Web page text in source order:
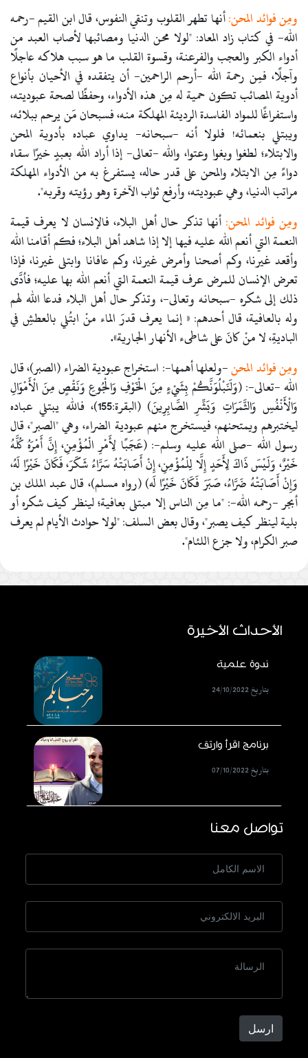
ومِن فوائد المحن:أنها تطهر القلوب وتنقي النفوس،قال ابن القيم -رحمه
الله- في كتاب زاد المعاد: "لولا محن الدنيا ومصائبها لأصاب العبد من
أدواء الكبر والعجب والفرعنة، وقسوة القلب ما هو سبب هلاكه عاجلًا
وآجلًا، فمِن رحمة الله -أرحم الراحمين- أن يتفقده في الأحيان بأنواع
أدوية المصائب تكون حمية له مِن هذه الأدواء، وحفظًا لصحة عبوديته،
واستفراغًا للمواد الفاسدة الرديئة المهلكة منه، فسبحان مَن يرحم ببلائه،
ويبتلي بنعمائه! فلولا أنه -سبحانه- يداوي عباده بأدوية المحن
والابتلاء؛ لطغوا وبغوا وعتوا، والله -تعالى- إذا أراد الله بعبدٍ خيرًا سقاه
دواءً مِن الابتلاء والمحن على قدر حاله، يستفرغ به من الأدواء المهلكة
مراتب الدنيا، وهي عبوديته، وأرفع ثواب الآخرة وهو رؤيته وقربه".
ومِن فوائد المحن: أنها تذكر حال أهل البلاء، فالإنسان لا يعرف قيمة
النعمة التي أنعم الله عليه فيها إلا إذا شاهد أهل البلاء؛ فكم أقامنا الله
وأقعد غيرنا، وكم أصحنا وأمرض غيرنا، وكم عافانا وابتلى غيرنا، فإذا
تعرض الإنسان للمرض عرف قيمة النعمة التي أنعم الله بها عليه؛ فأدَّى
ذلك إلى شكره -سبحانه وتعالى-، وتذكر حال أهل البلاء فدعا الله لهم
وله بالعافية، قال أحدهم: « إنما يعرف قدرَ الماء منْ ابتُلي بالعطشِ في
الباديةِ، لا منْ كانَ على شاطىء الأنهار الجارية».
ومِن فوائد المحن-ولعلها أهمها-: استخراج عبودية الضراء (الصبر)، قال
الله -تعالى-: (وَلَنَبْلُوَنَّكُمْ بِشَيْءٍ مِنَ الْخَوْفِ وَالْجُوعِ وَنَقْصٍ مِنَ الْأَمْوَالِ
وَالْأَنْفُسِ وَالثَّمَرَاتِ وَبَشِّرِ الصَّابِرِينَ) (البقرة:155)، فالله يبتلي عباده
ليختبرهم ويمتحنهم، فيستخرج منهم عبودية الضراء، وهي "الصبر"، قال
رسول الله -صلى الله عليه وسلم-: (عَجَبًا لِأَمْرِ الْمُؤْمِنِ، إِنَّ أَمْرَهُ كُلَّهُ
خَيْرٌ، وَلَيْسَ ذَاكَ لِأَحَدٍ إِلَّا لِلْمُؤْمِنِ، إِنْ أَصَابَتْهُ سَرَّاءُ شَكَرَ، فَكَانَ خَيْرًا لَهُ،
وَإِنْ أَصَابَتْهُ ضَرَّاءُ، صَبَرَ فَكَانَ خَيْرًا لَه) (رواه مسلم)،قال عبد الملك بن
أبجر -رحمه الله-: "ما مِن الناس إلا مبتلى بعافية؛ لينظر كيف شكره أو
بلية لينظر كيف يصبر"، وقال بعض السلف: "لولا حوادث الأيام لم يعرف
صبر الكرام، ولا جزع اللئام".
الأحداث الأخيرة
ندوة علمية
بتاريخ 24/10/2022
برنامج اقرأ وارتق
بتاريخ 07/10/2022
تواصل معنا
ارسل